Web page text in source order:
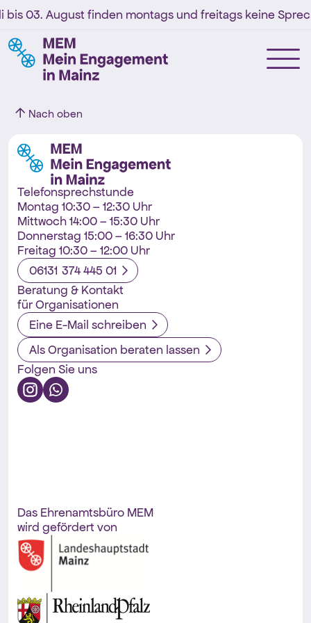
bis 03. August finden montags und freitags keine
Nach oben
Telefonsprechstunde
Montag 10:30 – 12:30 Uhr
Mittwoch 14:00 – 15:30 Uhr
Donnerstag 15:00 – 16:30 Uhr
Freitag 10:30 – 12:00 Uhr
06131 374 445 01
Beratung & Kontakt
für Organisationen
Eine E-Mail schreiben
Als Organisation beraten lassen
Folgen Sie uns
Das Ehrenamtsbüro MEM
wird gefördert von